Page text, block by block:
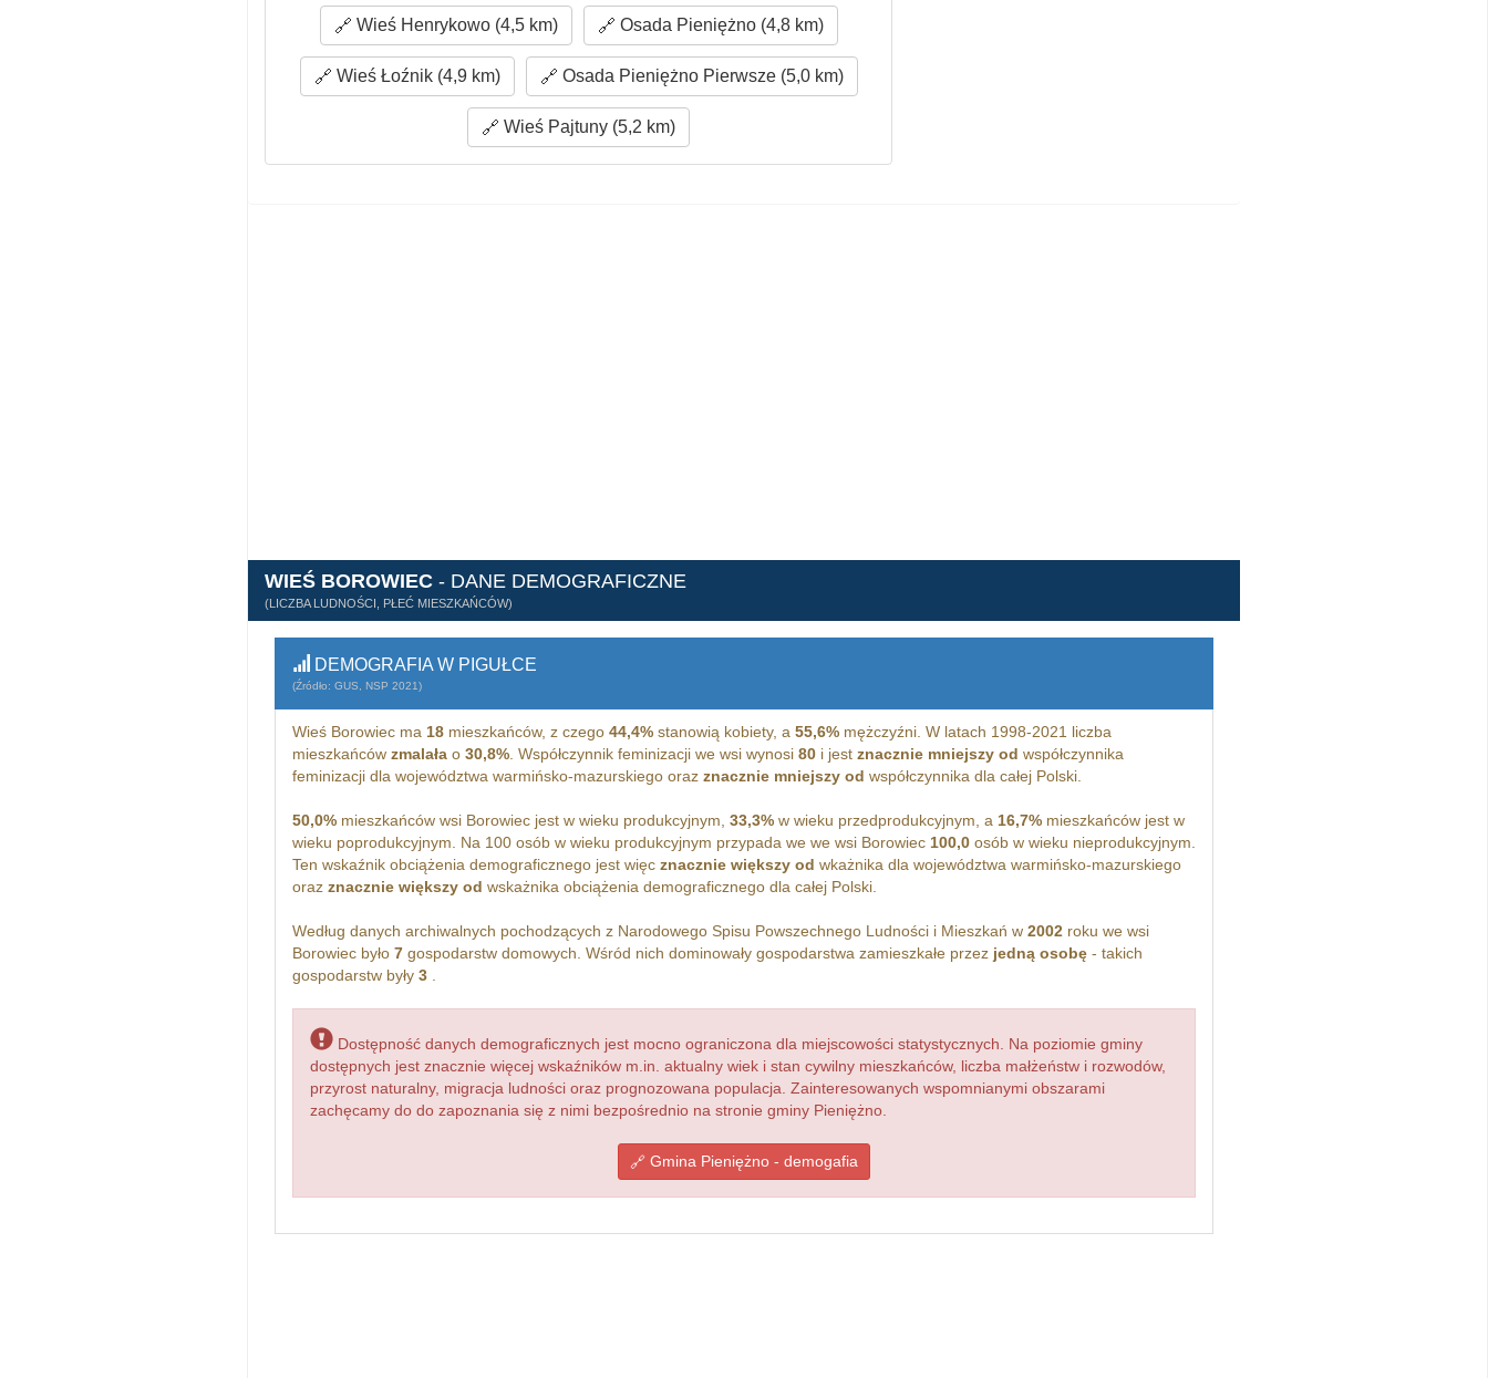
Wieś Henrykowo (4,5 km) Osada Pieniężno (4,8 km)
Wieś Łoźnik (4,9 km) Osada Pieniężno Pierwsze (5,0 km)
Wieś Pajtuny (5,2 km)
WIEŚ BOROWIEC - DANE DEMOGRAFICZNE
(LICZBA LUDNOŚCI, PŁEĆ MIESZKAŃCÓW)
DEMOGRAFIA W PIGUŁCE
(Źródło: GUS, NSP 2021)
Wieś Borowiec ma 18mieszkańców, z czego 44,4%stanowią kobiety, a 55,6%mężczyźni. W latach 1998-2021 liczba
mieszkańców zmalałao 30,8%. Współczynnik feminizacji we wsi wynosi 80i jest znacznie mniejszy od współczynnika
feminizacji dla województwa warmińsko-mazurskiego oraz znacznie mniejszy od współczynnika dla całej Polski.
50,0%mieszkańców wsi Borowiec jest w wieku produkcyjnym, 33,3%w wieku przedprodukcyjnym, a 16,7%mieszkańców jest w
wieku poprodukcyjnym. Na 100 osób w wieku produkcyjnym przypada we we wsi Borowiec 100,0osób w wieku nieprodukcyjnym.
Ten wskaźnik obciążenia demograficznego jest więc znacznie większy od wkażnika dla województwa warmińsko-mazurskiego
oraz znacznie większy od wskażnika obciążenia demograficznego dla całej Polski.
Według danych archiwalnych pochodzących z Narodowego Spisu Powszechnego Ludności i Mieszkań w 2002roku we wsi
Borowiec było 7gospodarstw domowych. Wśród nich dominowały gospodarstwa zamieszkałe przez jedną osobę- takich
gospodarstw były 3.
Dostępność danych demograficznych jest mocno ograniczona dla miejscowości statystycznych. Na poziomie gminy
dostępnych jest znacznie więcej wskaźników m.in. aktualny wiek i stan cywilny mieszkańców, liczba małżeństw i rozwodów,
przyrost naturalny, migracja ludności oraz prognozowana populacja. Zainteresowanych wspomnianymi obszarami
zachęcamy do do zapoznania się z nimi bezpośrednio na stronie gminy Pieniężno.
Gmina Pieniężno - demogafia